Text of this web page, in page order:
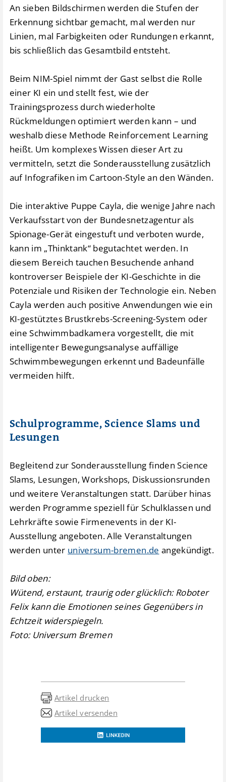
An sieben Bildschirmen werden die Stufen der
Erkennung sichtbar gemacht, mal werden nur
Linien, mal Farbigkeiten oder Rundungen erkannt,
bis schließlich das Gesamtbild entsteht.
Beim NIM-Spiel nimmt der Gast selbst die Rolle
einer KI ein und stellt fest, wie der
Trainingsprozess durch wiederholte
Rückmeldungen optimiert werden kann – und
weshalb diese Methode Reinforcement Learning
heißt. Um komplexes Wissen dieser Art zu
vermitteln, setzt die Sonderausstellung zusätzlich
auf Infografiken im Cartoon-Style an den Wänden.
Die interaktive Puppe Cayla, die wenige Jahre nach
Verkaufsstart von der Bundesnetzagentur als
Spionage-Gerät eingestuft und verboten wurde,
kann im „Thinktank“ begutachtet werden. In
diesem Bereich tauchen Besuchende anhand
kontroverser Beispiele der KI-Geschichte in die
Potenziale und Risiken der Technologie ein. Neben
Cayla werden auch positive Anwendungen wie ein
KI-gestütztes Brustkrebs-Screening-System oder
eine Schwimmbadkamera vorgestellt, die mit
intelligenter Bewegungsanalyse auffällige
Schwimmbewegungen erkennt und Badeunfälle
vermeiden hilft.
Schulprogramme, Science Slams und
Lesungen
Begleitend zur Sonderausstellung finden Science
Slams, Lesungen, Workshops, Diskussionsrunden
und weitere Veranstaltungen statt. Darüber hinas
werden Programme speziell für Schulklassen und
Lehrkräfte sowie Firmenevents in der KI-
Ausstellung angeboten. Alle Veranstaltungen
werden unter universum-bremen.de angekündigt.
Bild oben:
Wütend, erstaunt, traurig oder glücklich: Roboter
Felix kann die Emotionen seines Gegenübers in
Echtzeit widerspiegeln.
Foto: Universum Bremen
Artikel drucken
Artikel versenden